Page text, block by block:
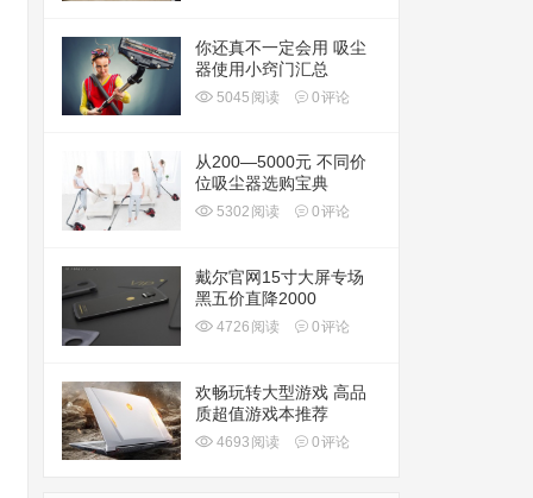
你还真不一定会用 吸尘
器使用小窍门汇总
5045 阅读 0评论
从200—5000元 不同价
位吸尘器选购宝典
5302 阅读 0评论
戴尔官网15寸大屏专场
黑五价直降2000
4726 阅读 0评论
欢畅玩转大型游戏 高品
质超值游戏本推荐
4693 阅读 0评论